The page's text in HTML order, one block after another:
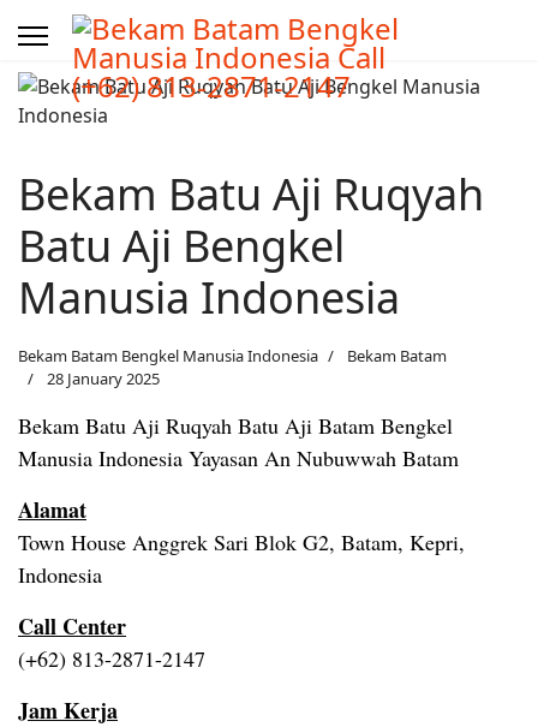
Bekam Batu Aji Ruqyah
Batu Aji Bengkel
Manusia Indonesia
Bekam Batam Bengkel Manusia Indonesia
Bekam Batam
28 January 2025
Bekam Batu Aji Ruqyah Batu Aji Batam Bengkel
Manusia Indonesia Yayasan An Nubuwwah Batam
Alamat
Town House Anggrek Sari Blok G2, Batam, Kepri,
Indonesia
Call Center
(+62) 813-2871-2147
Jam Kerja